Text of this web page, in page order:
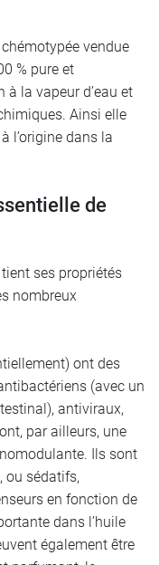
chémotypée vendue
% pure et
la vapeur d’eau et
Ainsi elle
l’origine dans la
de
tient ses propriétés
nombreux
ont des
(avec un
antiviraux,
par ailleurs, une
Ils sont
ou sédatifs,
en fonction de
dans l’huile
également être